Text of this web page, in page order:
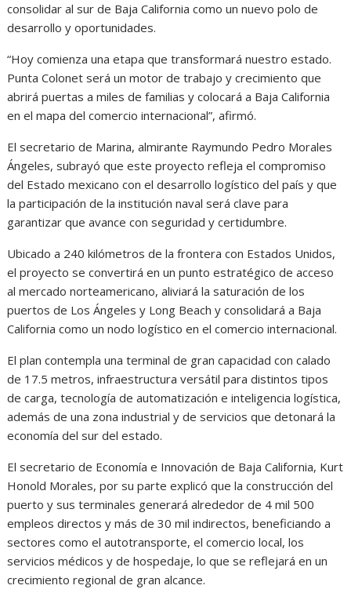
consolidar al sur de Baja California como un nuevo polo de
desarrollo y oportunidades.
“Hoy comienza una etapa que transformará nuestro estado.
Punta Colonet será un motor de trabajo y crecimiento que
abrirá puertas a miles de familias y colocará a Baja California
en el mapa del comercio internacional”, afirmó.
El secretario de Marina, almirante Raymundo Pedro Morales
Ángeles, subrayó que este proyecto refleja el compromiso
del Estado mexicano con el desarrollo logístico del país y que
la participación de la institución naval será clave para
garantizar que avance con seguridad y certidumbre.
Ubicado a 240 kilómetros de la frontera con Estados Unidos,
el proyecto se convertirá en un punto estratégico de acceso
al mercado norteamericano, aliviará la saturación de los
puertos de Los Ángeles y Long Beach y consolidará a Baja
California como un nodo logístico en el comercio internacional.
El plan contempla una terminal de gran capacidad con calado
de 17.5 metros, infraestructura versátil para distintos tipos
de carga, tecnología de automatización e inteligencia logística,
además de una zona industrial y de servicios que detonará la
economía del sur del estado.
El secretario de Economía e Innovación de Baja California, Kurt
Honold Morales, por su parte explicó que la construcción del
puerto y sus terminales generará alrededor de 4 mil 500
empleos directos y más de 30 mil indirectos, beneficiando a
sectores como el autotransporte, el comercio local, los
servicios médicos y de hospedaje, lo que se reflejará en un
crecimiento regional de gran alcance.